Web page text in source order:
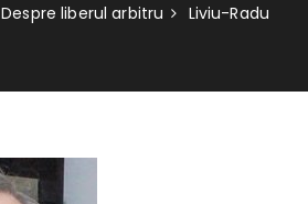
Despre liberul arbitru Liviu-Radu